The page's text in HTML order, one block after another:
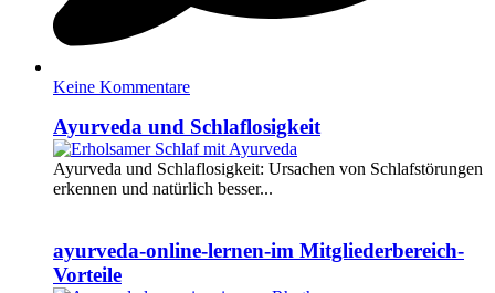
Keine Kommentare
Ayurveda und Schlaflosigkeit
Ayurveda und Schlaflosigkeit: Ursachen von Schlafstörungen
erkennen und natürlich besser...
ayurveda-online-lernen-im Mitgliederbereich-
Vorteile